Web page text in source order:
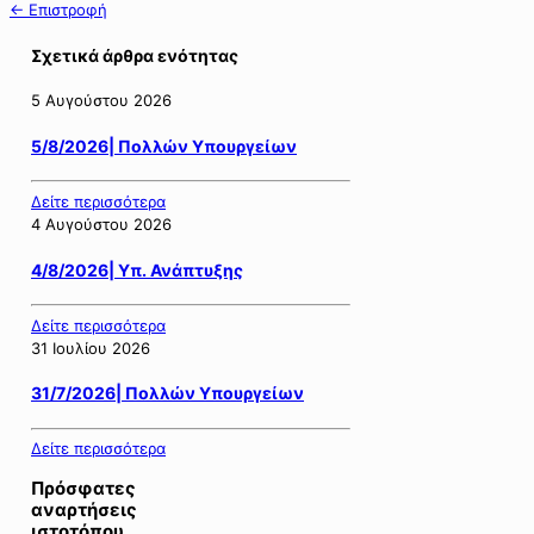
← Επιστροφή
Σχετικά άρθρα ενότητας
5 Αυγούστου 2026
5/8/2026| Πολλών Υπουργείων
Δείτε περισσότερα
4 Αυγούστου 2026
4/8/2026| Υπ. Ανάπτυξης
Δείτε περισσότερα
31 Ιουλίου 2026
31/7/2026| Πολλών Υπουργείων
Δείτε περισσότερα
Πρόσφατες
αναρτήσεις